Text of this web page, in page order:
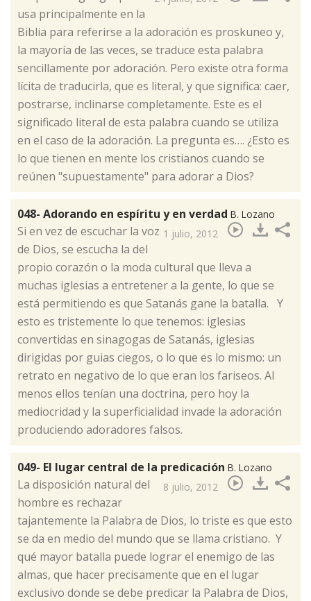
usa principalmente en la
Biblia para referirse a la adoración es proskuneo y,
la mayoría de las veces, se traduce esta palabra
sencillamente por adoración. Pero existe otra forma
lícita de traducirla, que es literal, y que significa: caer,
postrarse, inclinarse completamente. Este es el
significado literal de esta palabra cuando se utiliza
en el caso de la adoración. La pregunta es…. ¿Esto es
lo que tienen en mente los cristianos cuando se
reúnen "supuestamente" para adorar a Dios?
048- Adorando en espíritu y en verdad B. Lozano
1 julio, 2012
​Si en vez de escuchar la voz
de Dios, se escucha la del
propio corazón o la moda cultural que lleva a
muchas iglesias a entretener a la gente, lo que se
está permitiendo es que Satanás gane la batalla. Y
esto es tristemente lo que tenemos: iglesias
convertidas en sinagogas de Satanás, iglesias
dirigidas por guias ciegos, o lo que es lo mismo: un
retrato en negativo de lo que eran los fariseos. Al
menos ellos tenían una doctrina, pero hoy la
mediocridad y la superficialidad invade la adoración
produciendo adoradores falsos.
049- El lugar central de la predicación B. Lozano
8 julio, 2012
​La disposición natural del
hombre es rechazar
tajantemente la Palabra de Dios, lo triste es que esto
se da en medio del mundo que se llama cristiano. Y
qué mayor batalla puede lograr el enemigo de las
almas, que hacer precisamente que en el lugar
exclusivo donde se debe predicar la Palabra de Dios,